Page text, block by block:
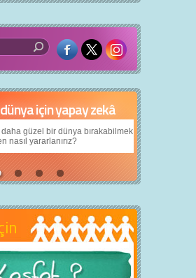
için yapay zekâ
güzel bir dünya bırakabilmek
yararlanırız?